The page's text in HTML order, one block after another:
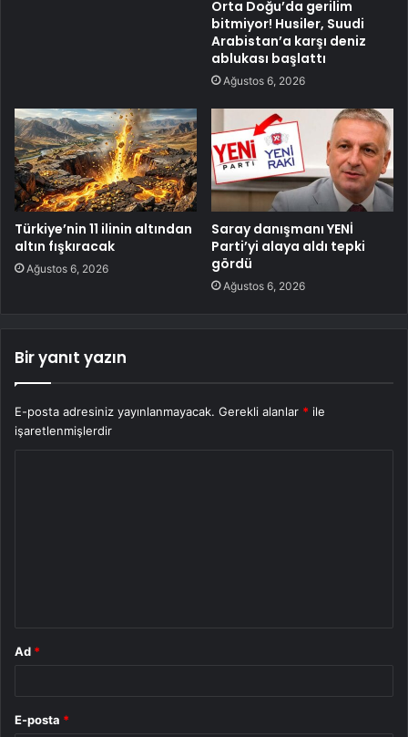
Orta Doğu’da gerilim
bitmiyor! Husiler, Suudi
Arabistan’a karşı deniz
ablukası başlattı
Ağustos 6, 2026
Türkiye’nin 11 ilinin altından
altın fışkıracak
Ağustos 6, 2026
Saray danışmanı YENİ
Parti’yi alaya aldı tepki
gördü
Ağustos 6, 2026
Bir yanıt yazın
E-posta adresiniz yayınlanmayacak. Gerekli alanlar * ile
işaretlenmişlerdir
Ad *
E-posta *